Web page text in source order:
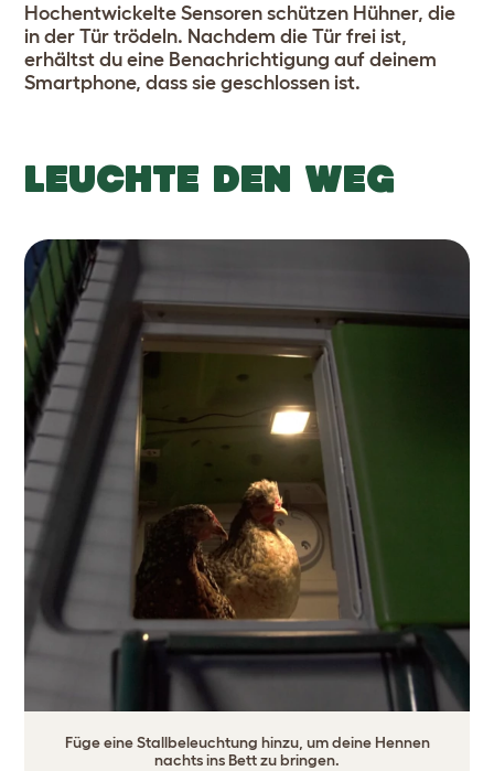
Hochentwickelte Sensoren schützen Hühner, die
in der Tür trödeln. Nachdem die Tür frei ist,
erhältst du eine Benachrichtigung auf deinem
Smartphone, dass sie geschlossen ist.
LEUCHTE DEN WEG
Füge eine Stallbeleuchtung hinzu, um deine Hennen
nachts ins Bett zu bringen.